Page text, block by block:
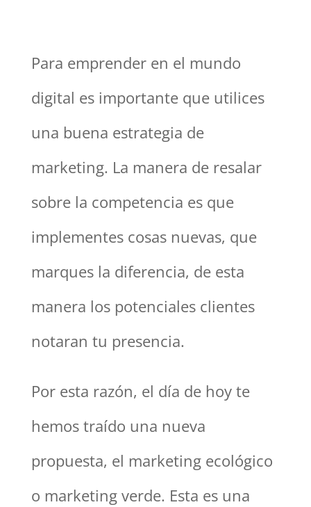
Para emprender en el mundo
digital es importante que utilices
una buena estrategia de
marketing. La manera de resalar
sobre la competencia es que
implementes cosas nuevas, que
marques la diferencia, de esta
manera los potenciales clientes
notaran tu presencia.
Por esta razón, el día de hoy te
hemos traído una nueva
propuesta, el marketing ecológico
o marketing verde. Esta es una